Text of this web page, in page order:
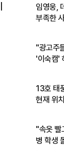
임영웅,
부족한
"광고주
'이숙캠'
13호 태
현재 위
"속옷 빨
병 학생